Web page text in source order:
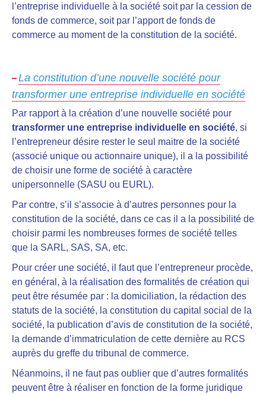
l’entreprise individuelle à la société soit par la cession de
fonds de commerce, soit par l’apport de fonds de
commerce au moment de la constitution de la société.
La constitution d’une nouvelle société pour
transformer une entreprise individuelle en société
Par rapport à la création d’une nouvelle société pour
transformer une entreprise individuelle en société, si
l’entrepreneur désire rester le seul maitre de la société
(associé unique ou actionnaire unique), il a la possibilité
de choisir une forme de société à caractère
unipersonnelle (SASU ou EURL).
Par contre, s’il s’associe à d’autres personnes pour la
constitution de la société, dans ce cas il a la possibilité de
choisir parmi les nombreuses formes de société telles
que la SARL, SAS, SA, etc.
Pour créer une société, il faut que l’entrepreneur procède,
en général, à la réalisation des formalités de création qui
peut être résumée par : la domiciliation, la rédaction des
statuts de la société, la constitution du capital social de la
société, la publication d’avis de constitution de la société,
la demande d’immatriculation de cette dernière au RCS
auprès du greffe du tribunal de commerce.
Néanmoins, il ne faut pas oublier que d’autres formalités
peuvent être à réaliser en fonction de la forme juridique